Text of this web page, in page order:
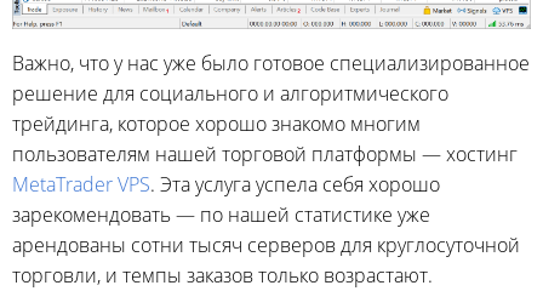
Важно, что у нас уже было готовое специализированное
решение для социального и алгоритмического
трейдинга, которое хорошо знакомо многим
пользователям нашей торговой платформы — хостинг
MetaTrader VPS. Эта услуга успела себя хорошо
зарекомендовать — по нашей статистике уже
арендованы сотни тысяч серверов для круглосуточной
торговли, и темпы заказов только возрастают.